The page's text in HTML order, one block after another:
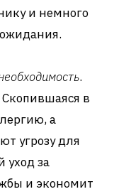
и немного
.
Скопившаяся в
а
угрозу для
уход за
и экономит